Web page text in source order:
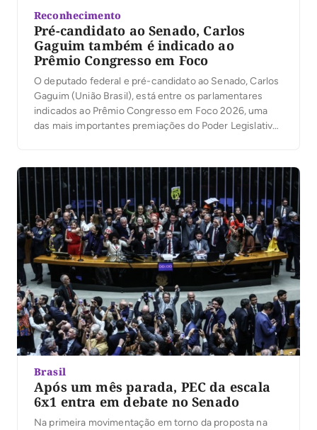
Reconhecimento
Pré-candidato ao Senado, Carlos
Gaguim também é indicado ao
Prêmio Congresso em Foco
O deputado federal e pré-candidato ao Senado, Carlos
Gaguim (União Brasil), está entre os parlamentares
indicados ao Prêmio Congresso em Foco 2026, uma
das mais importantes premiações do Poder Legislativo
escolha dos deputados e senadores que mais se
destacaram no […]
Brasil
Após um mês parada, PEC da escala
6x1 entra em debate no Senado
Na primeira movimentação em torno da proposta na